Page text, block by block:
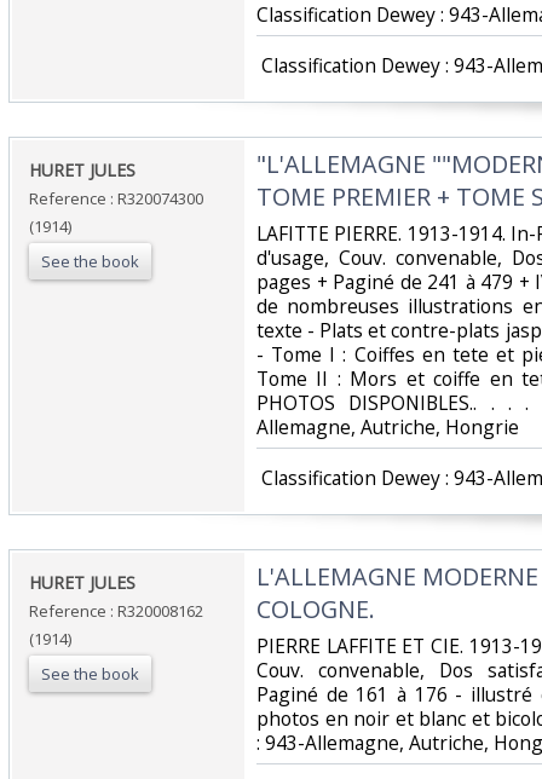
Classification Dewey : 943-
Classification Dewey : 943-
‎HURET JULES‎
Reference : R320074300
(1914)
See the book
‎"L'ALLEMAGNE
TOME PREMIER + TOME
‎LAFITTE PIERRE. 1913-1914.
d'usage, Couv. convenable,
pages + Paginé de 241 à 479
de nombreuses illustrations
texte - Plats et contre-plats
- Tome I : Coiffes en tete et
Tome II : Mors et coiffe en
PHOTOS DISPONIBLES.. . .
Allemagne, Autriche, Hongrie‎
Classification Dewey : 943-
‎HURET JULES‎
Reference : R320008162
(1914)
See the book
‎L'ALLEMAGNE
COLOGNE.‎
‎PIERRE LAFFITE ET CIE.
Couv. convenable, Dos
Paginé de 161 à 176 - illustré
photos en noir et blanc et
: 943-Allemagne, Autriche,